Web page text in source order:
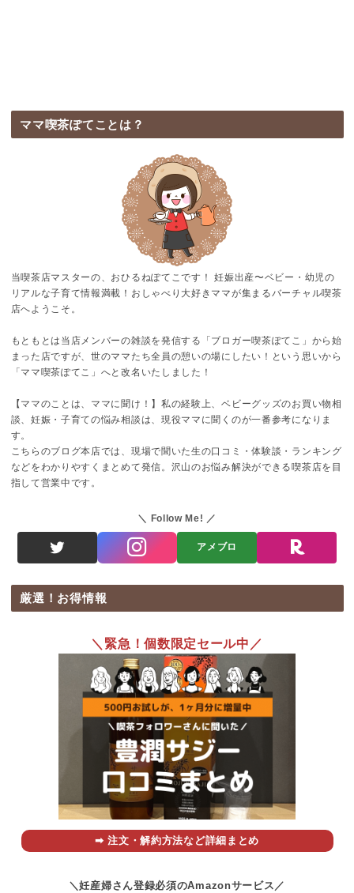
ママ喫茶ぽてことは？
当喫茶店マスターの、おひるねぽてこです！ 妊娠出産〜ベビー・幼児の
リアルな子育て情報満載！おしゃべり大好きママが集まるバーチャル喫茶
店へようこそ。
もともとは当店メンバーの雑談を発信する「ブロガー喫茶ぽてこ」から始
まった店ですが、世のママたち全員の憩いの場にしたい！という思いから
「ママ喫茶ぽてこ」へと改名いたしました！
【ママのことは、ママに聞け！】私の経験上、ベビーグッズのお買い物相
談、妊娠・子育ての悩み相談は、現役ママに聞くのが一番参考になりま
す。
こちらのブログ本店では、現場で聞いた生の口コミ・体験談・ランキング
などをわかりやすくまとめて発信。沢山のお悩み解決ができる喫茶店を目
指して営業中です。
Follow Me!
アメブロ
厳選！お得情報
＼緊急！個数限定セール中／
➡︎ 注文・解約方法など詳細まとめ
＼妊産婦さん登録必須のAmazonサービス／